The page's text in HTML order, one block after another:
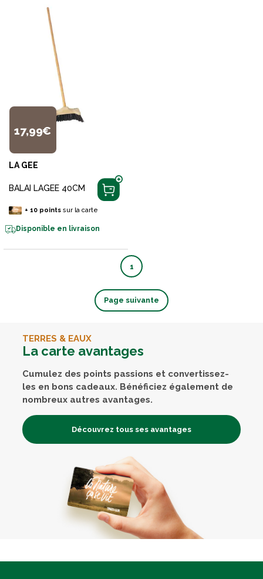
17,99€
LA GEE
BALAI LAGEE 40CM
+ 10pointssur la carte
Disponible en livraison
1
Page suivante
TERRES & EAUX
La carte avantages
Cumulez des points passions et convertissez-
les en bons cadeaux. Bénéficiez également de
nombreux autres avantages.
Découvrez tous ses avantages